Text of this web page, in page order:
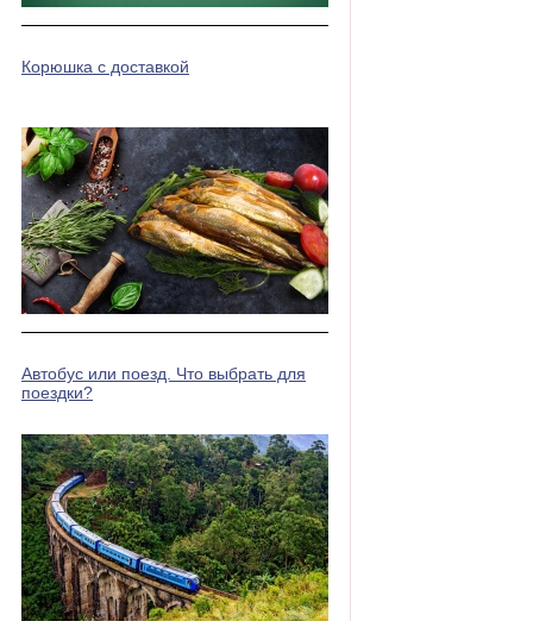
Корюшка с доставкой
Автобус или поезд. Что выбрать для
поездки?